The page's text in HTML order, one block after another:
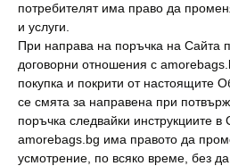
потребителят има право да
и услуги.
При направа на поръчка на Сайта
договорни отношения с
покупка и покрити от настоящите
се смята за направена при
поръчка следвайки инструкциите в
amorebags.bg има правото да
усмотрение, по всяко време, без